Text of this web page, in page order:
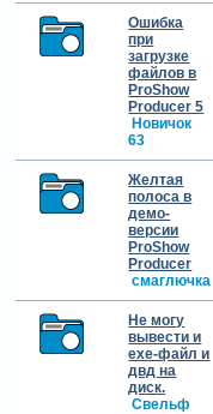
Ошибка
при
загрузке
файлов в
ProShow
Producer 5
Новичок
63
Желтая
полоса в
демо-
версии
ProShow
Producer
смаглючка
Не могу
вывести и
ехе-файл и
двд на
диск.
Свельф